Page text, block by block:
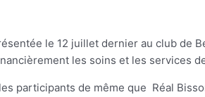
le 12 juillet dernier au club de
les soins et les services
participants de même que Réal